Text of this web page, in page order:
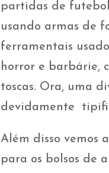
partidas de
usando armas de
ferramentais
horror e barbárie,
toscas. Ora, uma
devidamente
Além disso vemos
para os bolsos de